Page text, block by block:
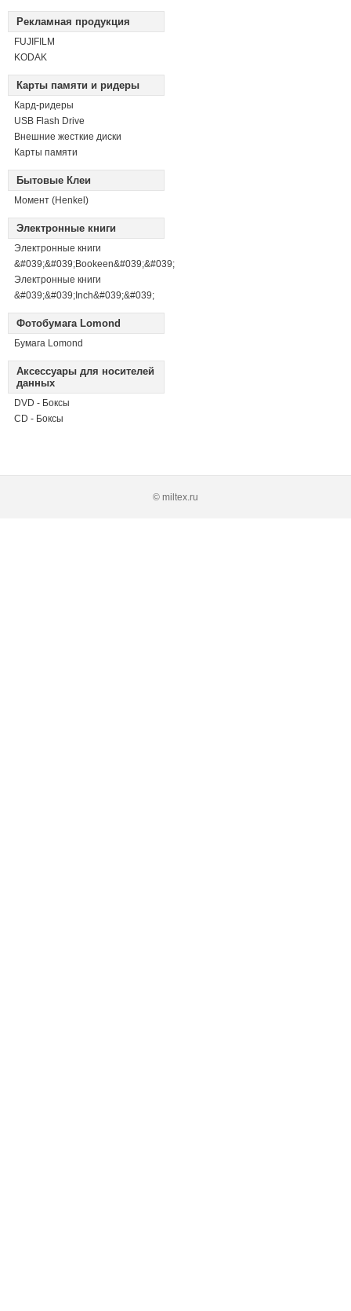
Рекламная продукция
FUJIFILM
KODAK
Карты памяти и ридеры
Кард-ридеры
USB Flash Drive
Внешние жесткие диски
Карты памяти
Бытовые Клеи
Момент (Henkel)
Электронные книги
Электронные книги
&#039;&#039;Bookeen&#039;&#039;
Электронные книги
&#039;&#039;Inch&#039;&#039;
Фотобумага Lomond
Бумага Lomond
Аксессуары для носителей
данных
DVD - Боксы
CD - Боксы
© miltex.ru